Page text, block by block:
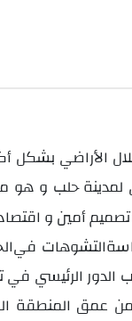
الأراضي بشكل
أمين و
التشوهات في